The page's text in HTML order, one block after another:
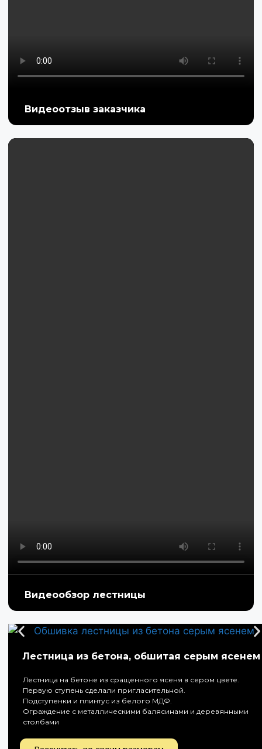
Видеоотзыв заказчика
Видеообзор лестницы
Лестница из бетона, обшитая серым ясенем
Лестница на бетоне из сращенного ясеня в сером цвете.
Первую ступень сделали пригласительной.
Подступенки и плинтус из белого МДФ.
Ограждение с металлическими балясинами и деревянными
столбами